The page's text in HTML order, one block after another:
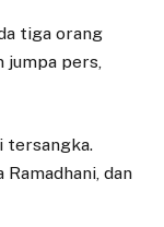
tiga orang
jumpa pers,
tersangka.
dan